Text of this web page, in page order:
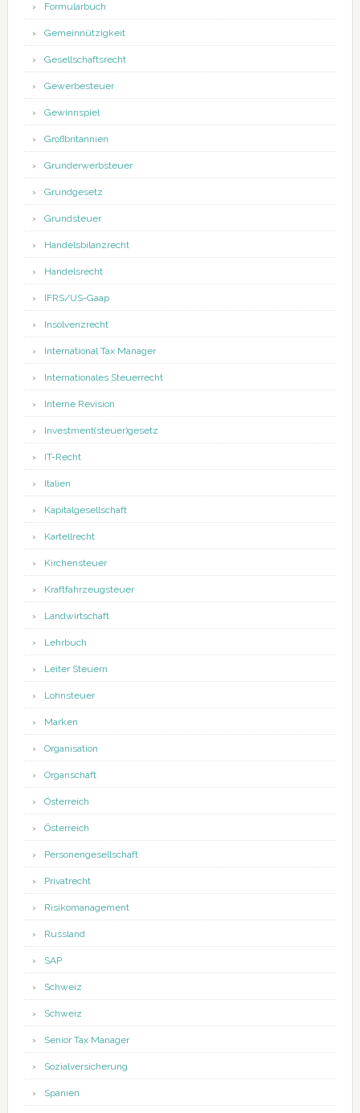
Formularbuch
Gemeinnützigkeit
Gesellschaftsrecht
Gewerbesteuer
Gewinnspiel
Großbritannien
Grunderwerbsteuer
Grundgesetz
Grundsteuer
Handelsbilanzrecht
Handelsrecht
IFRS/US-Gaap
Insolvenzrecht
International Tax Manager
Internationales Steuerrecht
Interne Revision
Investment(steuer)gesetz
IT-Recht
Italien
Kapitalgesellschaft
Kartellrecht
Kirchensteuer
Kraftfahrzeugsteuer
Landwirtschaft
Lehrbuch
Leiter Steuern
Lohnsteuer
Marken
Organisation
Organschaft
Österreich
Österreich
Personengesellschaft
Privatrecht
Risikomanagement
Russland
SAP
Schweiz
Schweiz
Senior Tax Manager
Sozialversicherung
Spanien